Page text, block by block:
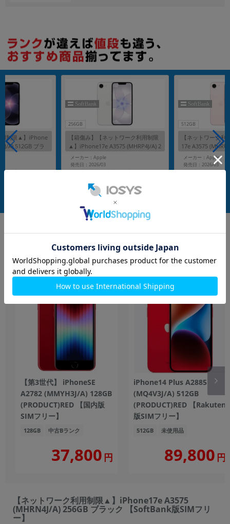
用制限▲】iPhone
A) 512GB ブラ
フリー】
ケーブル(1m)
256GB
【箱傷み】【ネットワーク利用制限
▲】iPhone17e A3575 (MHRP4J/A) 2
56GB ホワイト 【SoftBank版SIMフ
リー】
メーカー：Apple
発売日：2026/03
付属品: 箱/USB-C充電ケーブル(1m)
512GB
【ネットワーク
17e A3575
トピンク 【
メーカー：Apple
発売日：2026/03
付属品: 箱/USB-C充
もっと見る
【第3世代】 iPhoneSE
A2782 (MMYH3J/A) 128GB
(PRODUCT)RED 【国内版
SIMフリー】
128GB 中古Bランク
37,800 円
iPhone14 Plus A2885
(MQ4V3J/A) 512GB
(PRODUCT)RED 【Rakuten
版SIMフリー】
512GB 未使用品
89,800 円
【ネットワーク利用制限▲】iPhone17e A3575
(MHRN4J/A) 256GB ブラック 【SoftBank版SIMフリ
ー】